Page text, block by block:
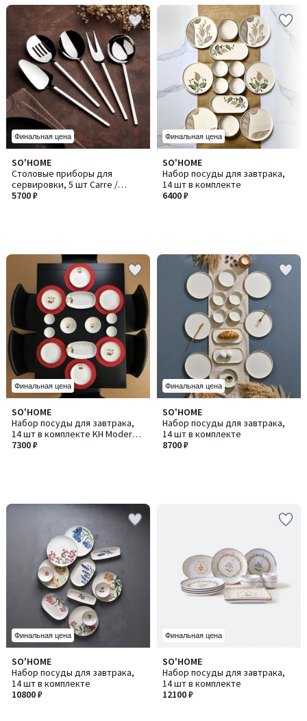
Финальная цена
SO'HOME
Столовые приборы для
сервировки, 5 шт Carre /
Карре
5700 ₽
Финальная цена
SO'HOME
Набор посуды для завтрака,
14 шт в комплекте
6400 ₽
Финальная цена
SO'HOME
Набор посуды для завтрака,
14 шт в комплекте KH Moderna
Cherry / KХ Модерна Черри
7300 ₽
Финальная цена
SO'HOME
Набор посуды для завтрака,
14 шт в комплекте
8700 ₽
Финальная цена
SO'HOME
Набор посуды для завтрака,
14 шт в комплекте
10800 ₽
Финальная цена
SO'HOME
Набор посуды для завтрака,
14 шт в комплекте
12100 ₽